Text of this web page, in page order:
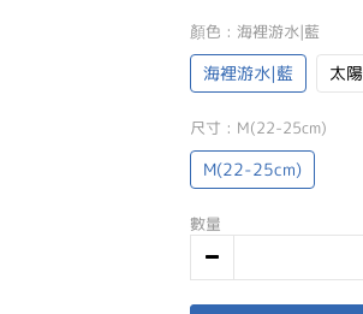
顏色 : 海裡游水|藍
海裡游水|藍 太
尺寸 : M(22-25cm)
M(22-25cm)
數量